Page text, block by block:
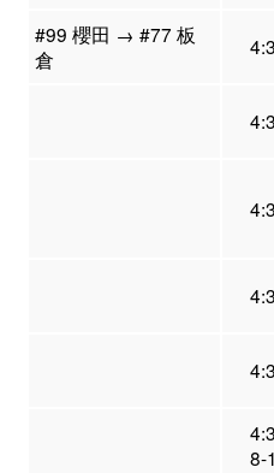
#99 櫻田 → #77 板
倉
8-